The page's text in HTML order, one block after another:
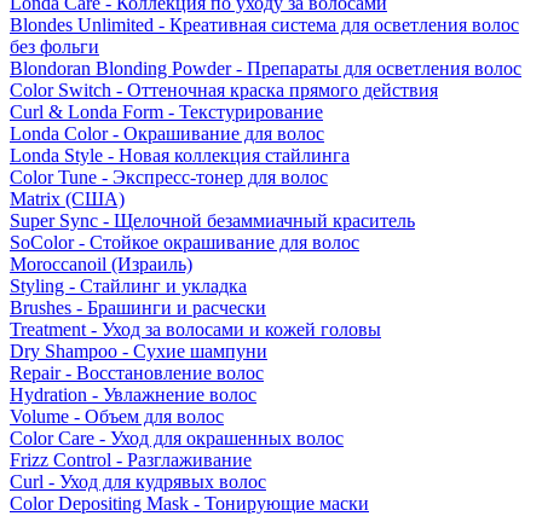
Blondes Unlimited - Креативная система для осветления волос
без фольги
Blondoran Blonding Powder - Препараты для осветления волос
Color Switch - Оттеночная краска прямого действия
Curl & Londa Form - Текстурирование
Londa Color - Окрашивание для волос
Londa Style - Новая коллекция стайлинга
Color Tune - Экспресс-тонер для волос
Matrix (США)
Super Sync - Щелочной безаммиачный краситель
SoColor - Стойкое окрашивание для волос
Moroccanoil (Израиль)
Styling - Стайлинг и укладка
Brushes - Брашинги и расчески
Treatment - Уход за волосами и кожей головы
Dry Shampoo - Сухие шампуни
Repair - Восстановление волос
Hydration - Увлажнение волос
Volume - Объем для волос
Color Care - Уход для окрашенных волос
Frizz Control - Разглаживание
Curl - Уход для кудрявых волос
Color Depositing Mask - Тонирующие маски